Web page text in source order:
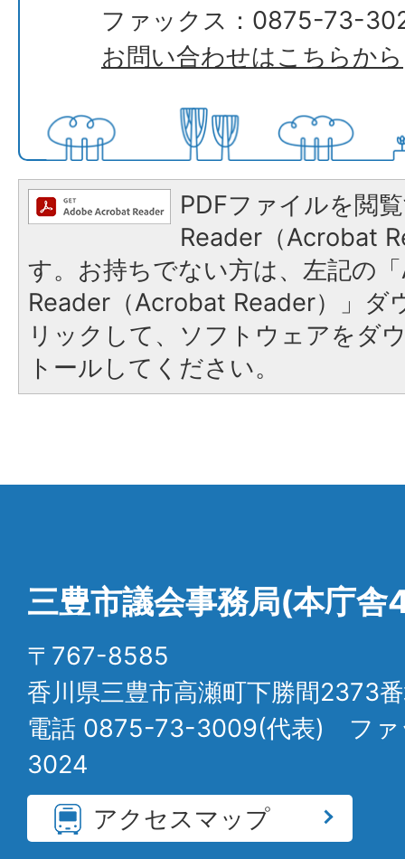
ファックス：0875-73-
お問い合わせはこちらから
PDFファイルを閲
Reader（Acrobat
す。お持ちでない方は、左記の
Reader（Acrobat Reader）」ダ
リックして、ソフトウェアをダ
トールしてください。
三豊市議会事務局(本庁舎
〒767-8585
香川県三豊市高瀬町下勝間2373
電話 0875-73-3009(代表) フ
3024
アクセスマップ